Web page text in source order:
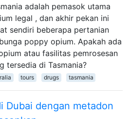
adalah pemasok utama
legal , dan akhir pekan ini
sendiri beberapa pertanian
poppy opium. Apakah ada
atau fasilitas pemrosesan
tersedia di Tasmania?
tours drugs tasmania
Dubai dengan metadon